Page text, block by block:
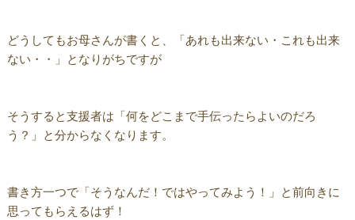
どうしてもお母さんが書くと、「あれも出来ない・これも出来
ない・・」となりがちですが
そうすると支援者は「何をどこまで手伝ったらよいのだろ
う？」と分からなくなります。
書き方一つで「そうなんだ！ではやってみよう！」と前向きに
思ってもらえるはず！